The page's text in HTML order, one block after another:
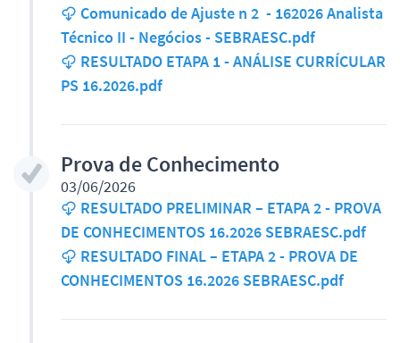
Comunicado de Ajuste n 2 - 162026 Analista
Técnico II - Negócios - SEBRAESC.pdf
RESULTADO ETAPA 1 - ANÁLISE CURRÍCULAR
PS 16.2026.pdf
Prova de Conhecimento
03/06/2026
RESULTADO PRELIMINAR – ETAPA 2 - PROVA
DE CONHECIMENTOS 16.2026 SEBRAESC.pdf
RESULTADO FINAL – ETAPA 2 - PROVA DE
CONHECIMENTOS 16.2026 SEBRAESC.pdf